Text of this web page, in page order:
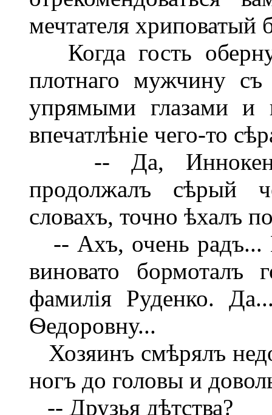
мечтателя хриповатый
Когда гость
плотнаго мужчину
упрямыми глазами и
впечатлѣніе чего-то
-- Да,
продолжалъ сѣрый
словахъ, точно ѣхалъ
-- Ахъ, очень радъ...
виновато бормоталъ
фамилія Руденко.
Ѳедоровну...
Хозяинъ смѣрялъ
ногъ до головы и
-- Друзья дѣтства?